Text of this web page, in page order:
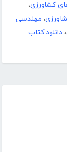
کشاورزی،
، مهندسی
، دانلود کتاب